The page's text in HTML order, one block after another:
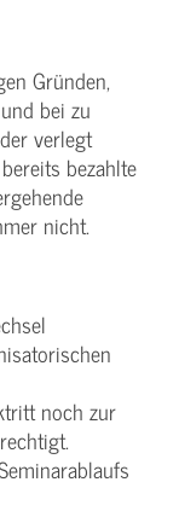
Gründen,
bei zu
verlegt
bezahlte
nicht.
noch zur